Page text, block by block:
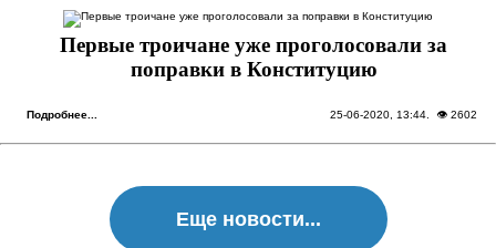
Первые троичане уже проголосовали за
поправки в Конституцию
Подробнее... 25-06-2020, 13:44. 👁 2602
Еще новости...